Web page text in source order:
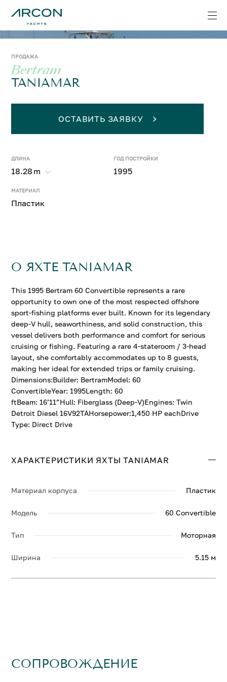
ПРОДАЖА
Bertram
TANIAMAR
ДЛИНА
18.28 m
ГОД ПОСТРОЙКИ
1995
МАТЕРИАЛ
Пластик
ОСТАВИТЬ ЗАЯВКУ
О ЯХТЕ TANIAMAR
This 1995 Bertram 60 Convertible represents a rare
opportunity to own one of the most respected offshore
sport-fishing platforms ever built. Known for its legendary
deep-V hull, seaworthiness, and solid construction, this
vessel delivers both performance and comfort for serious
cruising or fishing. Featuring a rare 4-stateroom / 3-head
layout, she comfortably accommodates up to 8 guests,
making her ideal for extended trips or family cruising.
Dimensions:Builder: BertramModel: 60
ConvertibleYear: 1995Length: 60
ftBeam: 16’11”Hull: Fiberglass (Deep-V)Engines: Twin
Detroit Diesel 16V92TAHorsepower:1,450 HP eachDrive
Type: Direct Drive
ХАРАКТЕРИСТИКИ ЯХТЫ TANIAMAR
Материал корпуса Пластик
Модель 60 Convertible
Тип Моторная
Ширина 5.15 м
СОПРОВОЖДЕНИЕ